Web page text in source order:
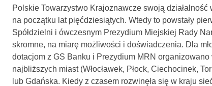
Polskie Towarzystwo Krajoznawcze swoją działalność
na początku lat pięćdziesiątych. Wtedy to powstały
Spółdzielni i ówczesnym Prezydium Miejskiej Rady
skromne, na miarę możliwości i doświadczenia. Dla
dotacjom z GS Banku i Prezydium MRN
najbliższych miast (Włocławek, Płock, Ciechocinek,
lub Gdańska. Kiedy z czasem rozwinęła się w kraju